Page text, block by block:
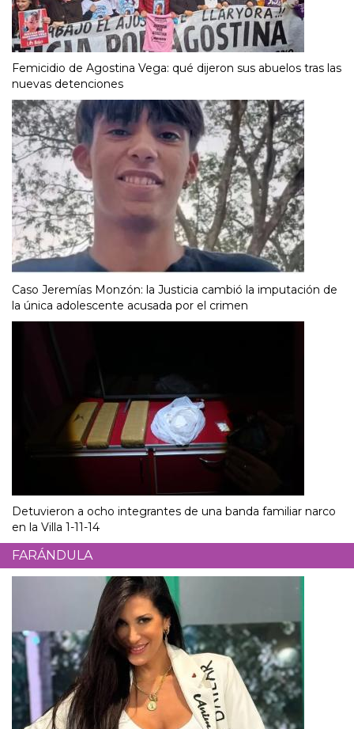
Femicidio de Agostina Vega: qué dijeron sus abuelos tras las
nuevas detenciones
Caso Jeremías Monzón: la Justicia cambió la imputación de
la única adolescente acusada por el crimen
Detuvieron a ocho integrantes de una banda familiar narco
en la Villa 1-11-14
FARÁNDULA